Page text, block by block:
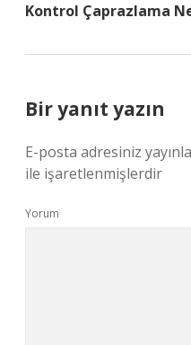
Kontrol Çaprazlama
Bir yanıt yazın
E-posta adresiniz
ile işaretlenmişlerdir
Yorum